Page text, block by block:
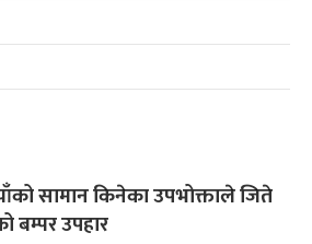
सामान किनेका उपभोक्ताले जिते
बम्पर उपहार